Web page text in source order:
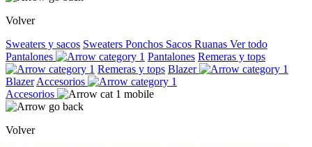
Volver
Sweaters y sacos Sweaters Ponchos Sacos Ruanas Ver todo
Pantalones
Pantalones Remeras y tops
Remeras y tops Blazer
Blazer Accesorios
Accesorios
Volver